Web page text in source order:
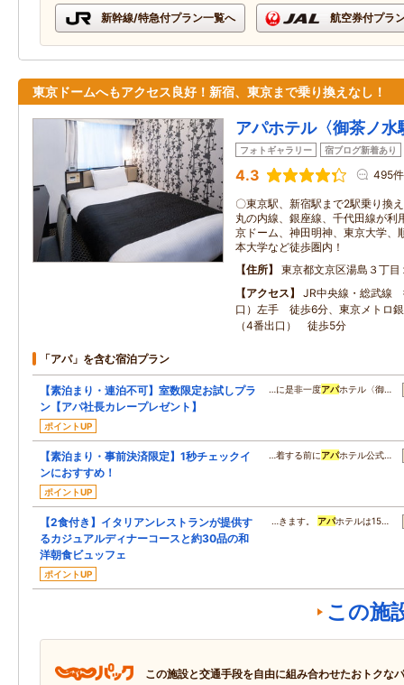
新幹線/特急付プラン一覧へ 航空券付プラ
東京ドームへもアクセス良好！新宿、東京まで乗り換えなし！
アパホテル〈御茶ノ水
フォトギャラリー 宿ブログ新着あり
4.3 495件
〇東京駅、新宿駅まで2駅乗り換
丸の内線、銀座線、千代田線が利
京ドーム、神田明神、東京大学、
本大学など徒歩圏内！
住所
東京都文京区湯島３丁目
アクセス
JR中央線・総武線
口）左手 徒歩6分、東京メトロ
（4番出口） 徒歩5分
「アパ」を含む宿泊プラン
【素泊まり・連泊不可】室数限定お試しプラ
ン【アパ社長カレープレゼント】
ポイントUP
…に是非一度アパホテル〈御…
【素泊まり・事前決済限定】1秒チェックイ
ンにおすすめ！
ポイントUP
…着する前にアパホテル公式…
【2食付き】イタリアンレストランが提供す
るカジュアルディナーコースと約30品の和
洋朝食ビュッフェ
ポイントUP
…きます。 アパホテルは15…
この施
この施設と交通手段を自由に組み合わせたおトクな